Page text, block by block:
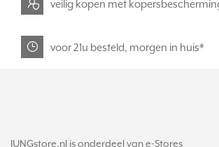
veilig kopen met
voor 21u besteld, morgen in huis*
JUNGstore.nl is onderdeel van e-Stores